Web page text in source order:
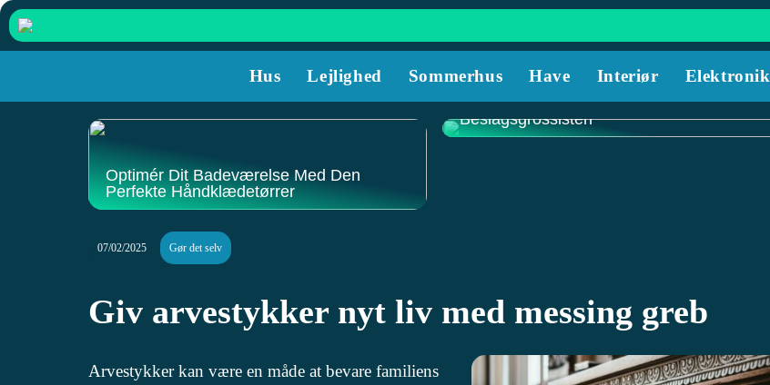
Hus Lejlighed Sommerhus Have Interiør Elektronik
Optimér Dit Badeværelse Med Den
Perfekte Håndklædetørrer
Opdag et Stort Udvalg af Dørgreb hos
Beslagsgrossisten
07/02/2025 Gør det selv
Giv arvestykker nyt liv med messing greb
Arvestykker kan være en måde at bevare familiens